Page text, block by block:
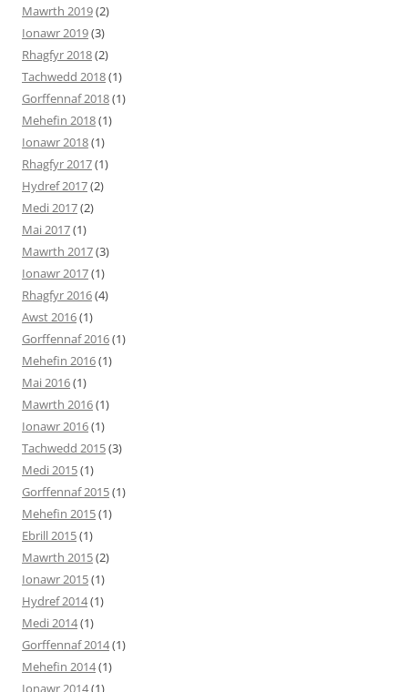
Mawrth 2019(2)
Ionawr 2019(3)
Rhagfyr 2018(2)
Tachwedd 2018(1)
Gorffennaf 2018(1)
Mehefin 2018(1)
Ionawr 2018(1)
Rhagfyr 2017(1)
Hydref 2017(2)
Medi 2017(2)
Mai 2017(1)
Mawrth 2017(3)
Ionawr 2017(1)
Rhagfyr 2016(4)
Awst 2016(1)
Gorffennaf 2016(1)
Mehefin 2016(1)
Mai 2016(1)
Mawrth 2016(1)
Ionawr 2016(1)
Tachwedd 2015(3)
Medi 2015(1)
Gorffennaf 2015(1)
Mehefin 2015(1)
Ebrill 2015(1)
Mawrth 2015(2)
Ionawr 2015(1)
Hydref 2014(1)
Medi 2014(1)
Gorffennaf 2014(1)
Mehefin 2014(1)
Ionawr 2014(1)